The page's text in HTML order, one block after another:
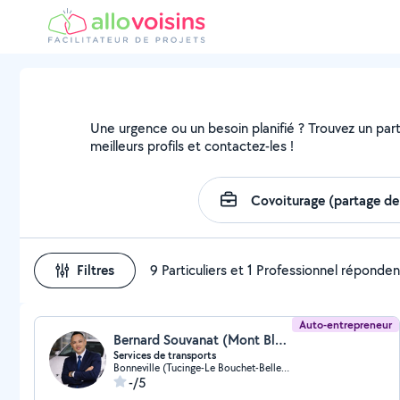
Une urgence ou un besoin planifié ? Trouvez un
meilleurs profils et contactez-les !
Filtres 9 Particuliers et 1 Professionnel
Auto-entrepreneur
Bernard Souvanat (Mont Blanc Arve VTC)
Services de transports
Bonneville (Tucinge-Le Bouchet-Bellerive)
-/5